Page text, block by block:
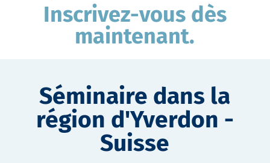
Inscrivez-vous dès
maintenant.
Séminaire dans la
région d'Yverdon -
Suisse